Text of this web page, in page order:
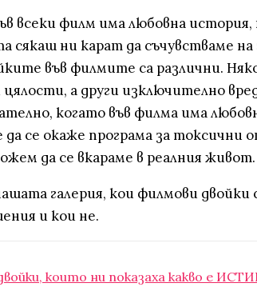
всеки филм има любовна
сякаш ни карат да съчувстваме
във филмите са различни.
а други изключително
когато във филма има
се окаже програма за токсични
да се вкараме в реалния живот.
галерия, кои филмови двойки
и кои не.
които ни показаха какво е